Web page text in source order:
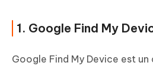
1. Google Find My
Google Find My Device est